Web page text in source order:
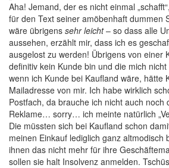
Aha! Jemand, der es nicht einmal
für den Text seiner amöbenhaft dummen
wäre übrigens sehr leicht– so dass alle
aussehen, erzählt mir, dass ich es
ausgelost zu werden! Übrigens von einer
definitiv kein Kunde bin und die mich
wenn ich Kunde bei Kaufland wäre, hätte
Mailadresse von mir. Ich habe wirklich
Postfach, da brauche ich nicht auch noch
Reklame… sorry… ich meinte natürlich
Die müssten sich bei Kaufland schon
meinen Einkauf lediglich ganz altmodisch
ihnen das nicht mehr für ihre
sollen sie halt Insolvenz anmelden.